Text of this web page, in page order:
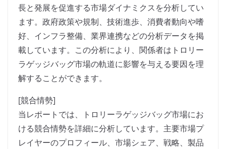
長と発展を促進する市場ダイナミクスを分析してい
ます。政府政策や規制、技術進歩、消費者動向や嗜
好、インフラ整備、業界連携などの分析データを掲
載しています。この分析により、関係者はトロリー
ラゲッジバッグ市場の軌道に影響を与える要因を理
解することができます。
[競合情勢]
当レポートでは、トロリーラゲッジバッグ市場にお
ける競合情勢を詳細に分析しています。主要市場プ
レイヤーのプロフィール、市場シェア、戦略、製品